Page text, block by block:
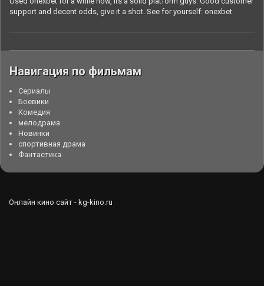
support and decent odds, give it a shot. See for yourself: onexbet
Навигация по фильмам
Cериалы
Боевики
Комедия
мелодрама
Новинки
спортивная драма
Фантастика
Онлайн кино сайт - kg-kino.ru